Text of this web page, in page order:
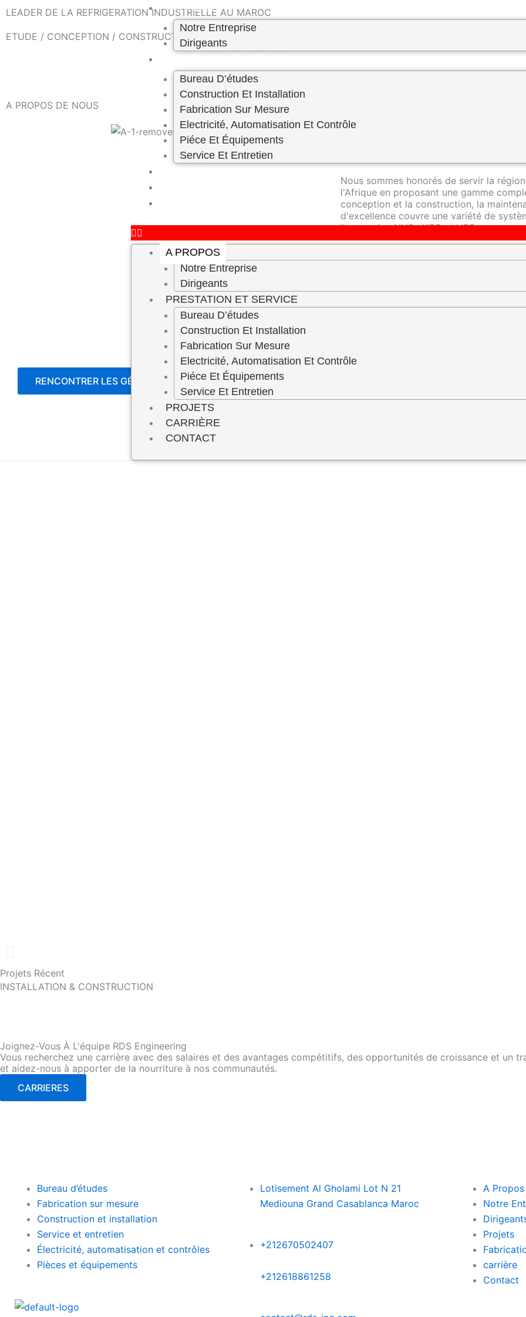
Skip
content
A PROPOS
Notre Entreprise
Dirigeants
Bureau D’études
Construction Et Installation
Fabrication Sur Mesure
Electricité, Automatisation Et Contrôle
Piéce Et Équipements
Service Et Entretien
A PROPOS
Notre Entreprise
Dirigeants
PRESTATION ET SERVICE
Bureau D’études
Construction Et Installation
Fabrication Sur Mesure
Electricité, Automatisation Et Contrôle
Piéce Et Équipements
Service Et Entretien
PROJETS
CARRIÈRE
CONTACT
LEADER DE LA REFRIGERATION INDUSTRIELLE AU MAROC ​
ETUDE / CONCEPTION / CONSTRUCTION – ENTRETIEN PREVENTIF–FABRICATION SUR MESURE
A PROPOS DE NOUS
RDS Engineering se distingue en tant
Nous sommes honorés de servir la
l'Afrique en proposant une gamme
conception et la construction, la
d'excellence couvre une variété de
l'ammoniac NH3 , HFC et HFO.
RENCONTRER LES GÉRANTS
Projets Récent
INSTALLATION & CONSTRUCTION
Joignez-Vous À L'équipe RDS Engineering
Vous recherchez une carrière avec des salaires et des avantages compétitifs, des opportunités de croissance et un
et aidez-nous à apporter de la nourriture à nos communautés.
CARRIERES
Bureau d’études
Fabrication sur mesure
Construction et installation
Service et entretien
Électricité, automatisation et contrôles
Pièces et équipements
Lotisement Al Gholami Lot N 21
Mediouna Grand Casablanca Maroc
+212670502407
+212618861258
A Propos
Notre
Projets
carrière
Contact